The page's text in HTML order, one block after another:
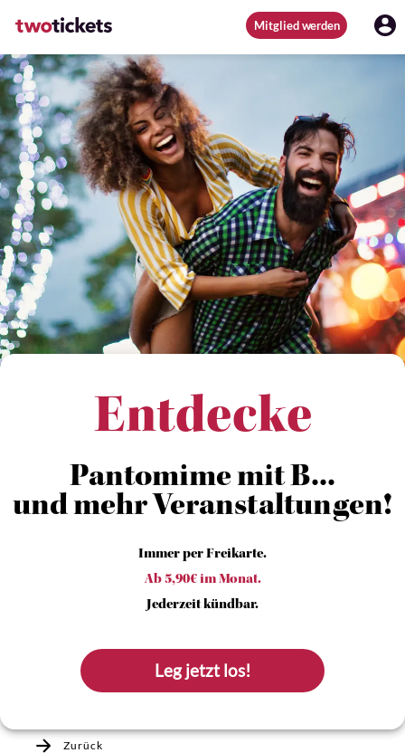
Mitglied werden
Entdecke
Pantomime mit B...
und mehr Veranstaltungen!
Immer per Freikarte.
Ab 5,90€ im Monat.
Jederzeit kündbar.
Leg jetzt los!
Zurück